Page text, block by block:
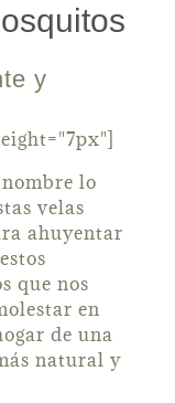
y
lo
velas
ahuyentar
que nos
en
de una
natural y